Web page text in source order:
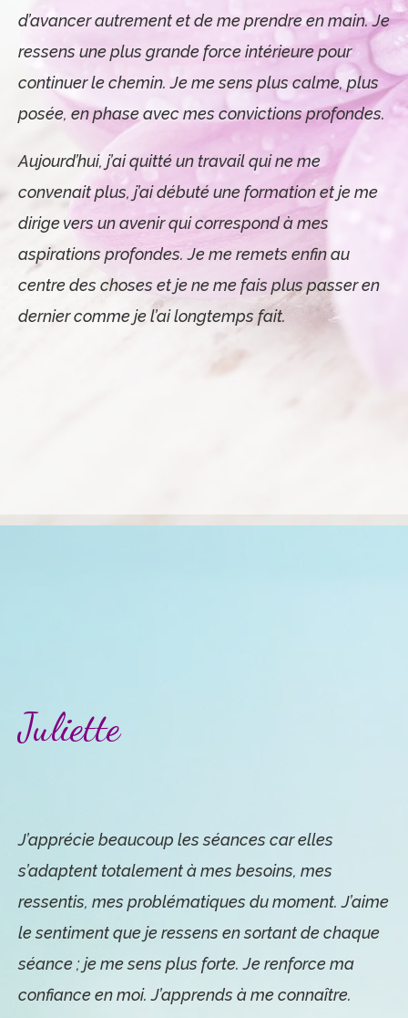
d’avancer autrement et de me prendre en main. Je
ressens une plus grande force intérieure pour
continuer le chemin. Je me sens plus calme, plus
posée, en phase avec mes convictions profondes.
Aujourd’hui, j’ai quitté un travail qui ne me
convenait plus, j’ai débuté une formation et je me
dirige vers un avenir qui correspond à mes
aspirations profondes. Je me remets enfin au
centre des choses et je ne me fais plus passer en
dernier comme je l’ai longtemps fait.
Juliette
J’apprécie beaucoup les séances car elles
s’adaptent totalement à mes besoins, mes
ressentis, mes problématiques du moment. J’aime
le sentiment que je ressens en sortant de chaque
séance ; je me sens plus forte. Je renforce ma
confiance en moi. J’apprends à me connaître.